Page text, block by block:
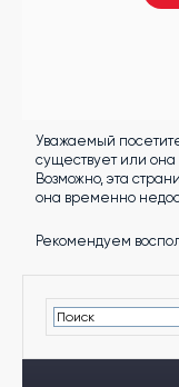
Помочь
выборе?
школу
Уважаемый
существует или
Возможно, эта
она временно
Рекомендуем